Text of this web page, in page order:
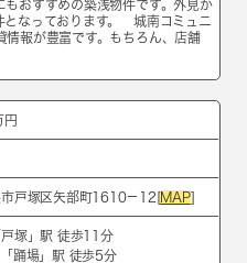
おすすめの築浅物件です。外見か
となっております。 城南コミュニ
情報が豊富です。もちろん、店舗
円
市戸塚区矢部町1610－12[MAP]
戸塚」駅 徒歩11分
「 踊場」駅 徒歩5分